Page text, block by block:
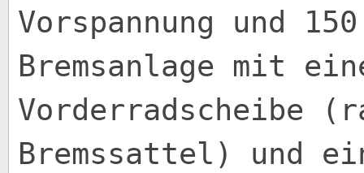
Vorspannung und
Bremsanlage mit
Vorderradscheibe
Bremssattel) und